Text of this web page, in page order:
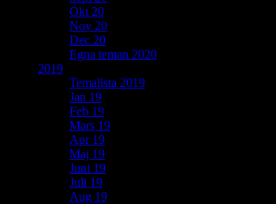
Okt 20
Nov 20
Dec 20
Egna teman 2020
2019
Temalista 2019
Jan 19
Feb 19
Mars 19
Apr 19
Maj 19
Juni 19
Juli 19
Aug 19